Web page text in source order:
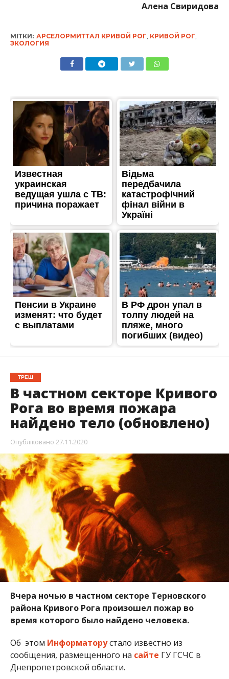
Алена Свиридова
МІТКИ: АРСЕЛОРМИТТАЛ КРИВОЙ РОГ, КРИВОЙ РОГ,
ЭКОЛОГИЯ
ТРЕШ
В частном секторе Кривого
Рога во время пожара
найдено тело (обновлено)
Опубліковано 27.11.2020
Вчера ночью в частном секторе Терновского
района Кривого Рога произошел пожар во
время которого было найдено человека.
Об этом Информаторустало известно из
сообщения, размещенного на сайте ГУ ГСЧС в
Днепропетровской области.